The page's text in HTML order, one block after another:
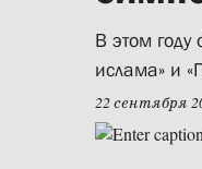
В этом
ислама» и
22 сентября